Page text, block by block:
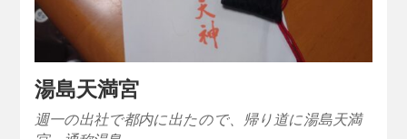
湯島天満宮
週一の出社で都内に出たので、帰り道に湯島天満